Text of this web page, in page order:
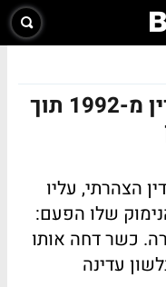
עו"ד ניסה לפתוח פסק דין מ-1992 תוך
הצהרתי, עליו
שלו הפעם:
כשר דחה אותו
עדינה